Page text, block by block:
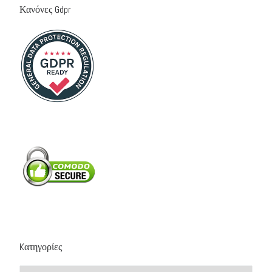
Κανόνες Gdpr
Kατηγορίες